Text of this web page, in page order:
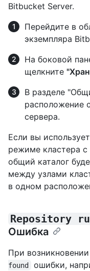
Bitbucket Server.
Перейдите в
экземпляра
На боковой
щелкните
В разделе
расположение
сервера.
Если вы
режиме кластера
общий каталог
между узлами
в одном
Repository
Ошибка
При возникновении
found
ошибки,